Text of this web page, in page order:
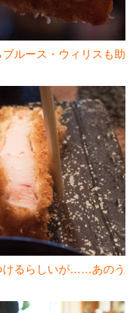
ルース・ウィリスも助
けるらしいが……あのう